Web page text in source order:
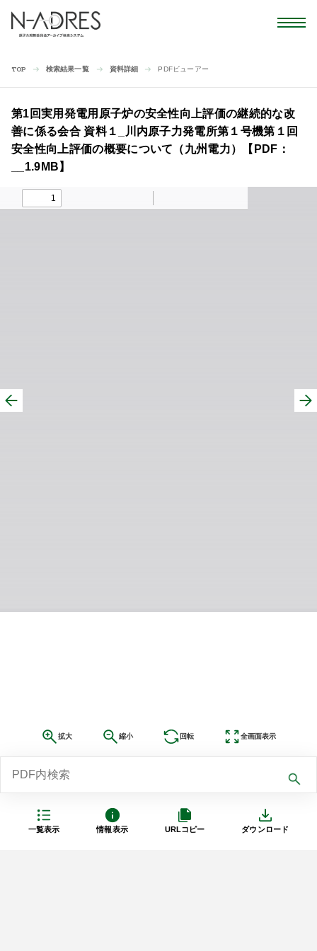
TOP 検索結果一覧 資料詳細 PDFビューアー
一覧表示 情報表示 URLコピー ダウンロード
第1回実用発電用原子炉の安全性向上評価の継続的な改
善に係る会合 資料１_川内原子力発電所第１号機第１回
安全性向上評価の概要について（九州電力）【PDF：
__1.9MB】
拡大 縮小 回転 全画面表示